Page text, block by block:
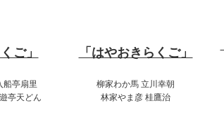
ご」
船亭扇里
亭天どん
「はやおきらくご」
柳家わか馬 立川幸朝
林家やま彦 桂鷹治